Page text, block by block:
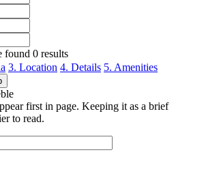
found 0 results
3. Location 4. Details 5. Amenities
first in page. Keeping it as a brief
to read.